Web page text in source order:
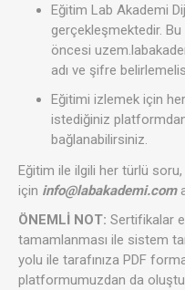
Eğitim Lab Akademi
gerçekleşmektedir.
öncesi
adı ve şifre
Eğitimi izlemek için
istediğiniz
bağlanabilirsiniz.
Eğitim ile ilgili her türlü
için info@labakademi.com
ÖNEMLİ NOT: Sertifikalar
tamamlanması ile sistem
yolu ile tarafınıza PDF
platformumuzdan da